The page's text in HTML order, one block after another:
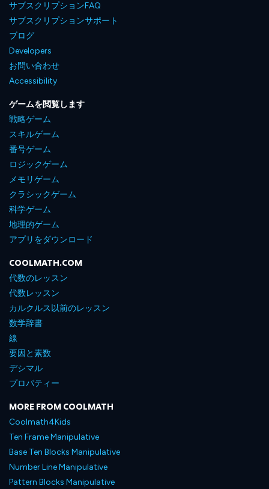
サブスクリプションFAQ
サブスクリプションサポート
ブログ
Developers
お問い合わせ
Accessibility
ゲームを閲覧します
戦略ゲーム
スキルゲーム
番号ゲーム
ロジックゲーム
メモリゲーム
クラシックゲーム
科学ゲーム
地理的ゲーム
アプリをダウンロード
COOLMATH.COM
代数のレッスン
代数レッスン
カルクルス以前のレッスン
数学辞書
線
要因と素数
デシマル
プロパティー
MORE FROM COOLMATH
Coolmath4Kids
Ten Frame Manipulative
Base Ten Blocks Manipulative
Number Line Manipulative
Pattern Blocks Manipulative